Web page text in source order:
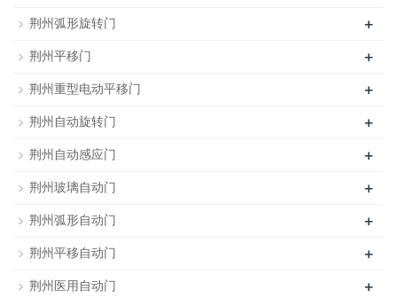
荆州弧形旋转门 +
荆州平移门 +
荆州重型电动平移门 +
荆州自动旋转门 +
荆州自动感应门 +
荆州玻璃自动门 +
荆州弧形自动门 +
荆州平移自动门 +
荆州医用自动门 +